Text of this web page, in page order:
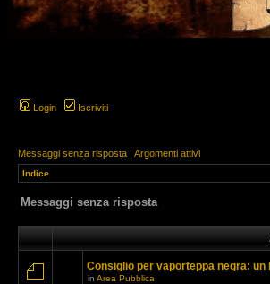
Login Iscriviti
Messaggi senza risposta | Argomenti attivi
Indice
Messaggi senza risposta
Consiglio per vaporteppa negra: un
in Area Pubblica